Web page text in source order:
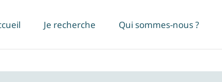
Je recherche Qui sommes-nous ?